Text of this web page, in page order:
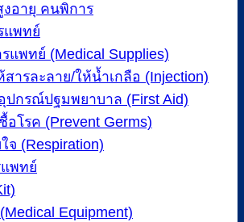
อายุ คนพิการ
แพทย์
แพทย์ (Medical Supplies)
ารละลาย/ให้น้ำเกลือ (Injection)
กรณ์ปฐมพยาบาล (First Aid)
โรค (Prevent Germs)
(Respiration)
พทย์
Equipment)